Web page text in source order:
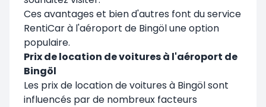
Ces avantages et bien d'autres font du service
RentiCar à l'aéroport de Bingöl une option
populaire.
Prix de location de voitures à l'aéroport de
Bingöl
Les prix de location de voitures à Bingöl sont
influencés par de nombreux facteurs